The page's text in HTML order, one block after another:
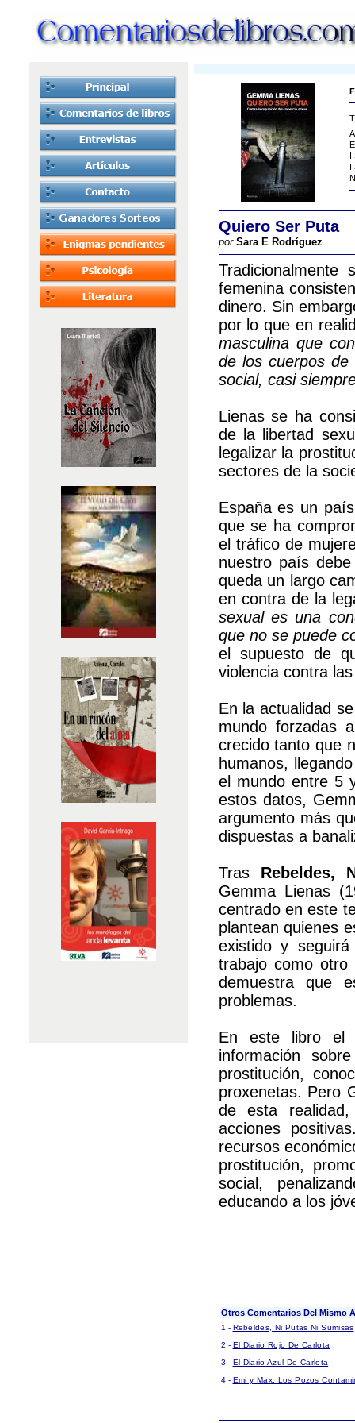
Quiero Ser Puta
por Sara E Rodríguez
femenina
dinero. Sin
por lo que en
masculina que
de los cuerpos de
social, casi
Lienas se ha
de la libertad
legalizar la
sectores de la
España es un
que se ha
el tráfico de
nuestro país
queda un largo
en contra de la
sexual es una
que no se puede
el supuesto de
violencia contra
En la actualidad
mundo forzadas
crecido tanto que
humanos,
el mundo entre 5
estos datos,
argumento más
dispuestas a
Tras Rebeldes,
Gemma Lienas
centrado en este
plantean quienes
existido y
trabajo como
demuestra que
problemas.
En este libro el
información
prostitución,
proxenetas. Pero
de esta
acciones
recursos
prostitución,
social,
educando a los
Otros Comentarios Del Mismo
1 - Rebeldes, Ni Putas Ni Sumisas
2 - El Diario Rojo De Carlota
3 - El Diario Azul De Carlota
4 - Emi y Max. Los Pozos